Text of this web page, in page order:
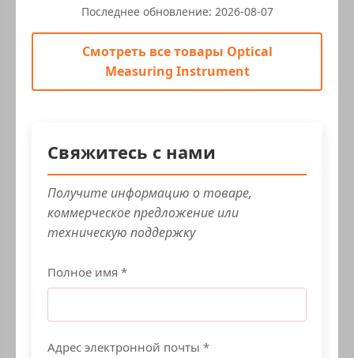
Последнее обновление: 2026-08-07
Смотреть все товары Optical
Measuring Instrument
Свяжитесь с нами
Получите информацию о товаре,
коммерческое предложение или
техническую поддержку
Полное имя *
Адрес электронной почты *